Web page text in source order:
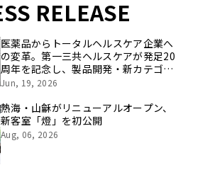
RELEASE
医薬品からトータルヘルスケア企業へ
の変革。第一三共ヘルスケアが発足20
周年を記念し、製品開発・新カテゴリ
挑戦の舞台や旧社統合時のエピソード
像を公開！
Jun, 19, 2026
熱海・山龢がリニューアルオープン、
新客室「燈」を初公開
Aug, 06, 2026